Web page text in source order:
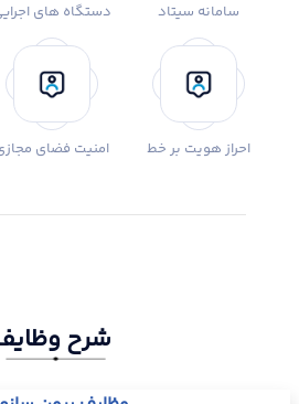
سامانه سیتاد دستگاه های
احراز هویت بر خط امنیت فضای
شرح